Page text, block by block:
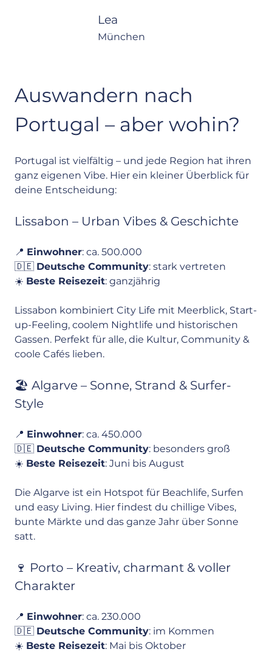
Lea
München
Auswandern nach
Portugal – aber wohin?
Portugal ist vielfältig – und jede Region hat ihren
ganz eigenen Vibe. Hier ein kleiner Überblick für
deine Entscheidung:
Lissabon – Urban Vibes & Geschichte
📍 Einwohner: ca. 500.000
🇩🇪 Deutsche Community: stark vertreten
☀️ Beste Reisezeit: ganzjährig
Lissabon kombiniert City Life mit Meerblick, Start-
up-Feeling, coolem Nightlife und historischen
Gassen. Perfekt für alle, die Kultur, Community &
coole Cafés lieben.
🏖️ Algarve – Sonne, Strand & Surfer-
Style
📍 Einwohner: ca. 450.000
🇩🇪 Deutsche Community: besonders groß
☀️ Beste Reisezeit: Juni bis August
Die Algarve ist ein Hotspot für Beachlife, Surfen
und easy Living. Hier findest du chillige Vibes,
bunte Märkte und das ganze Jahr über Sonne
satt.
🍷 Porto – Kreativ, charmant & voller
Charakter
📍 Einwohner: ca. 230.000
🇩🇪 Deutsche Community: im Kommen
☀️ Beste Reisezeit: Mai bis Oktober